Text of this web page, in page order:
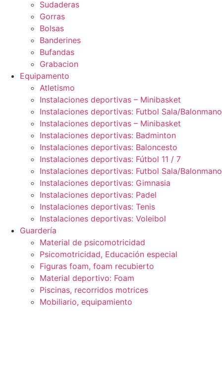
Sudaderas
Gorras
Bolsas
Banderines
Bufandas
Grabacion
Equipamento
Atletismo
Instalaciones deportivas – Minibasket
Instalaciones deportivas: Futbol Sala/Balonmano
Instalaciones deportivas – Minibasket
Instalaciones deportivas: Badminton
Instalaciones deportivas: Baloncesto
Instalaciones deportivas: Fútbol 11 / 7
Instalaciones deportivas: Futbol Sala/Balonmano
Instalaciones deportivas: Gimnasia
Instalaciones deportivas: Padel
Instalaciones deportivas: Tenis
Instalaciones deportivas: Voleibol
Guardería
Material de psicomotricidad
Psicomotricidad, Educación especial
Figuras foam, foam recubierto
Material deportivo: Foam
Piscinas, recorridos motrices
Mobiliario, equipamiento